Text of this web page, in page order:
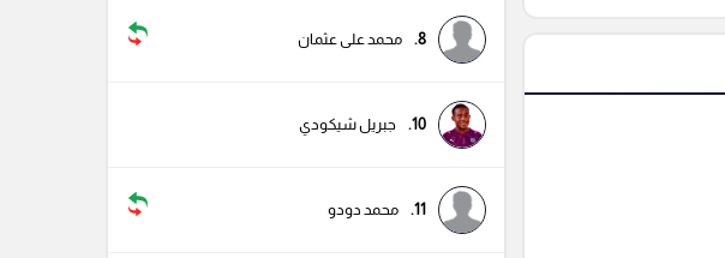
8. محمد على عثمان
10. جبريل شيكودي
11. محمد دودو